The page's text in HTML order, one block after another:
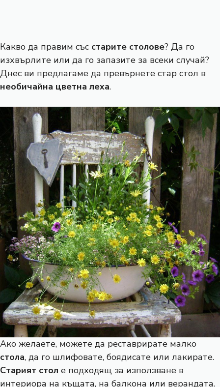
Какво да правим със старите столове? Да го
изхвърлите или да го запазите за всеки случай?
Днес ви предлагаме да превърнете стар стол в
необичайна цветна леха.
Ако желаете, можете да реставрирате малко
стола, да го шлифовате, боядисате или лакирате.
Старият стол е подходящ за използване в
интериора на къщата, на балкона или верандата.